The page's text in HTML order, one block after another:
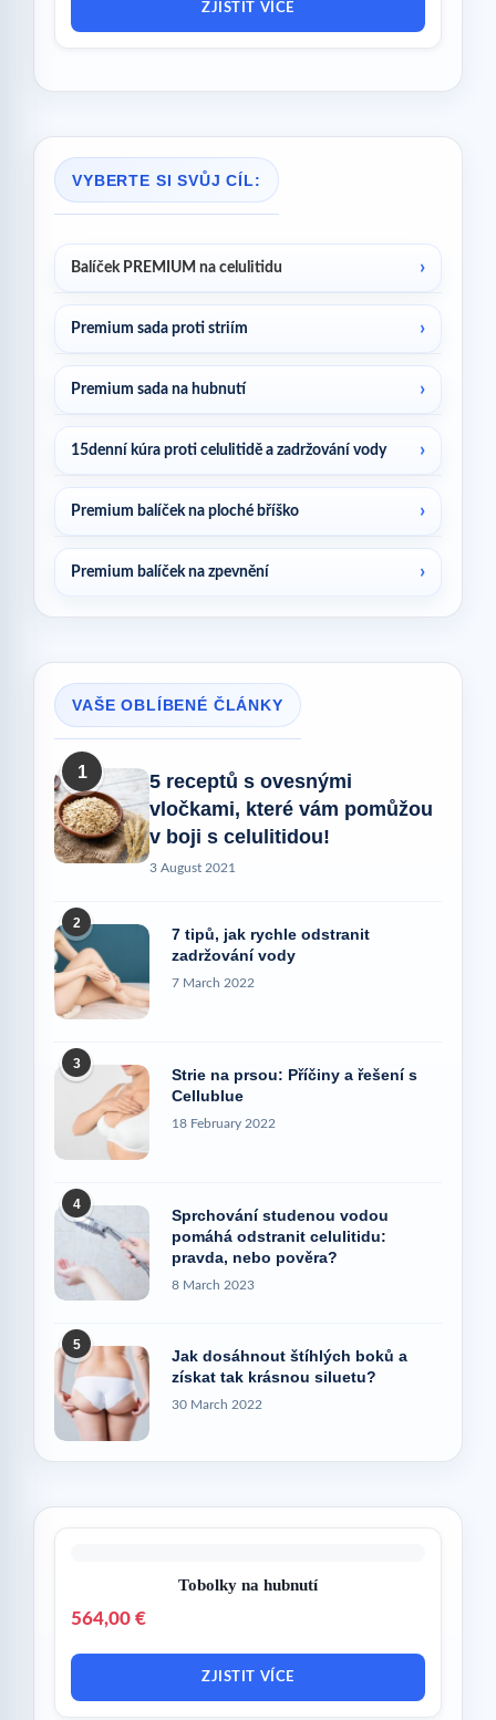
ZJISTIT VÍCE
VYBERTE SI SVŮJ CÍL:
Balíček PREMIUM na celulitidu
Premium sada proti striím
Premium sada na hubnutí
15denní kúra proti celulitidě a zadržování vody
Premium balíček na ploché bříško
Premium balíček na zpevnění
VAŠE OBLÍBENÉ ČLÁNKY
1
5 receptů s ovesnými
vločkami, které vám pomůžou
v boji s celulitidou!
3 August 2021
2
7 tipů, jak rychle odstranit
zadržování vody
7 March 2022
3
Strie na prsou: Příčiny a řešení s
Cellublue
18 February 2022
4
Sprchování studenou vodou
pomáhá odstranit celulitidu:
pravda, nebo pověra?
8 March 2023
5
Jak dosáhnout štíhlých boků a
získat tak krásnou siluetu?
30 March 2022
Tobolky na hubnutí
564,00 €
ZJISTIT VÍCE